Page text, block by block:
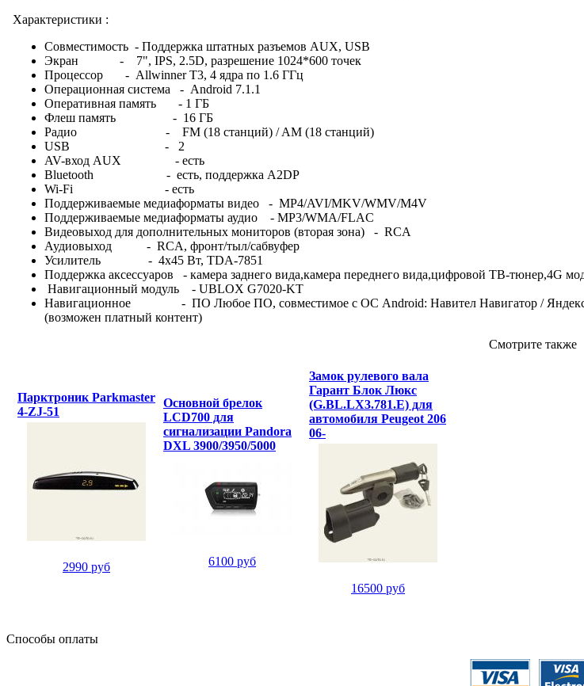
Характеристики :
Совместимость - Поддержка штатных разъемов AUX, USB
Экран - 7", IPS, 2.5D, разрешение 1024*600 точек
Процессор - Allwinner T3, 4 ядра по 1.6 ГГц
Операционная система - Android 7.1.1
Оперативная память - 1 ГБ
Флеш память - 16 ГБ
Радио - FM (18 станций) / AM (18 станций)
USB - 2
AV-вход AUX - есть
Bluetooth - есть, поддержка A2DP
Wi-Fi - есть
Поддерживаемые медиаформаты видео - MP4/AVI/MKV/WMV/M4V
Поддерживаемые медиаформаты аудио - MP3/WMA/FLAC
Видеовыход для дополнительных мониторов (вторая зона) - RCA
Аудиовыход - RCA, фронт/тыл/сабвуфер
Усилитель - 4x45 Вт, TDA-7851
Поддержка аксессуаров - камера заднего вида,камера переднего вида,цифровой ТВ-тюнер,4G
Навигационный модуль - UBLOX G7020-KT
Навигационное - ПО Любое ПО, совместимое с ОС Android: Навител Навигатор /
(возможен платный контент)
Смотрите также
Парктроник Parkmaster
4-ZJ-51
2990 руб
Основной брелок
LCD700 для
сигнализации Pandora
DXL 3900/3950/5000
6100 руб
Замок рулевого вала
Гарант Блок Люкс
(G.BL.LX3.781.E) для
автомобиля Peugeot 206
06-
16500 руб
Способы оплаты